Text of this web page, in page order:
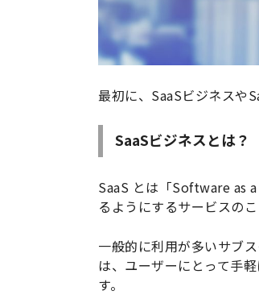
最初に、SaaSビジネスや
SaaSビジネスとは？
SaaS とは「Software as
るようにするサービスのこ
一般的に利用が多いサブ
は、ユーザーにとって手
す。